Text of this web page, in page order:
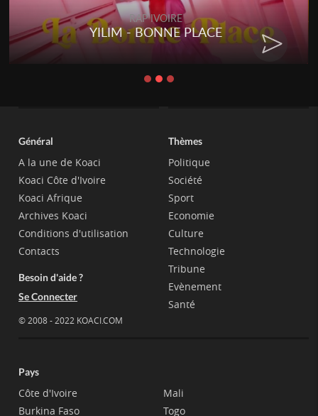
RAP IVOIRE
YILIM - BONNE PLACE
Général
A la une de Koaci
Koaci Côte d'Ivoire
Koaci Afrique
Archives Koaci
Conditions d'utilisation
Contacts
Besoin d'aide ?
Se Connecter
© 2008 - 2022 KOACI.COM
Thèmes
Politique
Société
Sport
Economie
Culture
Technologie
Tribune
Evènement
Santé
Pays
Côte d'Ivoire
Burkina Faso
Mali
Togo